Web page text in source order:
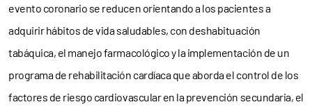
evento coronario se reducen orientando a los pacientes a
adquirir hábitos de vida saludables, con deshabituación
tabáquica, el manejo farmacológico y la implementación de un
programa de rehabilitación cardíaca que aborda el control de los
factores de riesgo cardiovascular en la prevención secundaria, el